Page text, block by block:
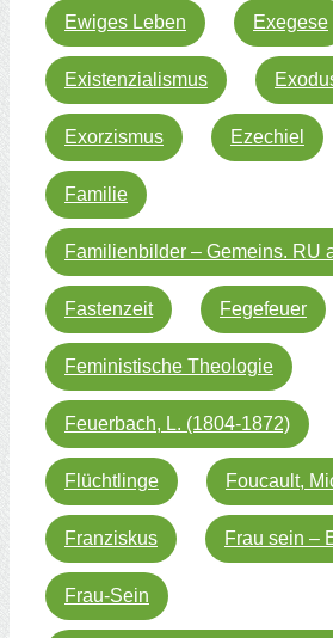
Ewiges Leben Exegese
Existenzialismus
Exorzismus Ezechiel
Familie
Familienbilder – Gemeins. RU
Fastenzeit Fegefeuer
Feministische Theologie
Feuerbach, L. (1804-1872)
Flüchtlinge Foucault,
Franziskus Frau sein –
Frau-Sein